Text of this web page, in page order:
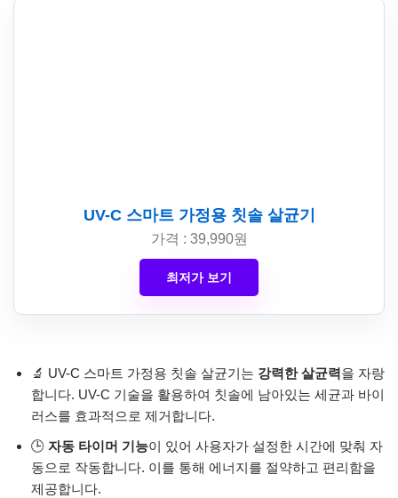
UV-C 스마트 가정용 칫솔 살균기
가격 : 39,990원
최저가 보기
🔬 UV-C 스마트 가정용 칫솔 살균기는 강력한 살균력을 자랑
합니다. UV-C 기술을 활용하여 칫솔에 남아있는 세균과 바이
러스를 효과적으로 제거합니다.
🕒 자동 타이머 기능이 있어 사용자가 설정한 시간에 맞춰 자
동으로 작동합니다. 이를 통해 에너지를 절약하고 편리함을
제공합니다.